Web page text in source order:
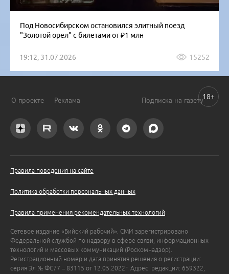
Под Новосибирском остановился элитный поезд
"Золотой орел" с билетами от ₽1 млн
19:12, 31.07.2026 15252
О проекте Реклама Подписка на газету
Правила поведения на сайте
Политика обработки персональных данных
Правила применения рекомендательных технологий
Сетевое издание «Бийский рабочий». СМИ зарегистрировано
Федеральной службой по надзору в сфере связи, информационных
технологий и массовых коммуникаций (Роскомнадзор).
Регистрационный номер и дата принятия решения о регистрации:
серия Эл № ФС77 – 83115 от 12.05.2022г. Адрес: редакции: 659322,
18+